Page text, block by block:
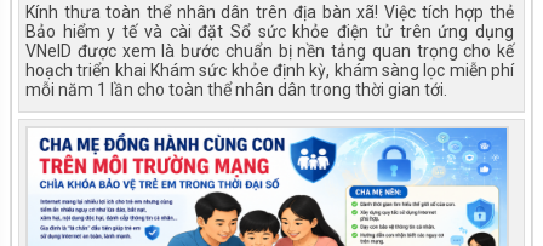
Kính thưa toàn thể nhân dân trên địa bàn xã! Việc tích hợp thẻ
Bảo hiểm y tế và cài đặt Sổ sức khỏe điện tử trên ứng dụng
VNeID được xem là bước chuẩn bị nền tảng quan trọng cho kế
hoạch triển khai Khám sức khỏe định kỳ, khám sàng lọc miễn phí
mỗi năm 1 lần cho toàn thể nhân dân trong thời gian tới.